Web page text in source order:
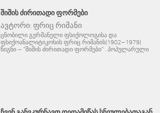
ᲨᲘᲨᲘᲡ ᲫᲘᲠᲘᲗᲐᲓᲘ ᲤᲝᲠᲛᲔᲑᲘ
ავტორი: ფრიც რიმანი
ცნობილი გერმანელი ფსიქოლოგისა და
ფსიქოანალიტიკოსის ფრიც რიმანის(1902–1979)
წიგნი – "შიშის ძირითადი ფორმები" . პოპულარული